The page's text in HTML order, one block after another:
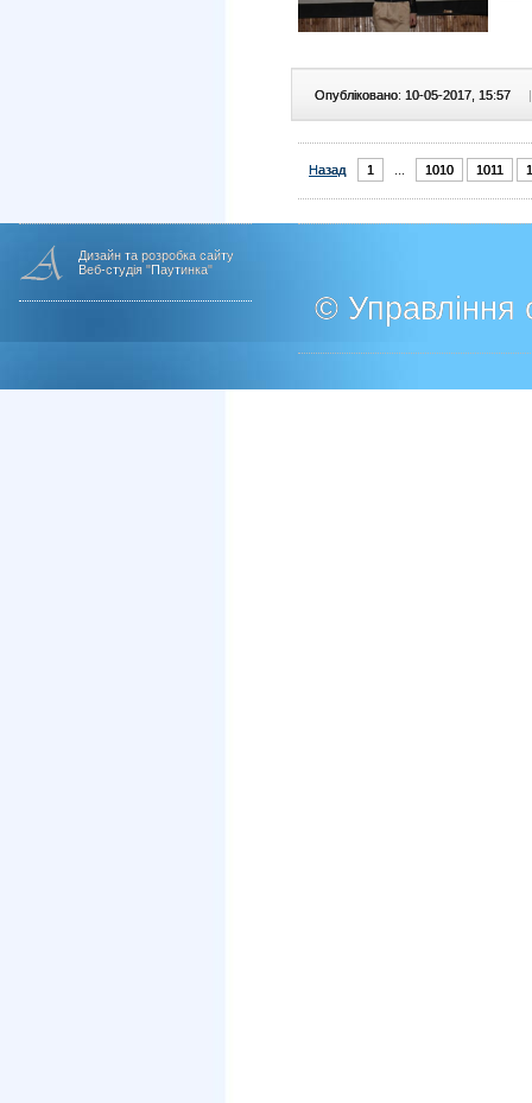
Опубліковано: 10-05-2017, 15:57 |
Назад 1 1010 1011
Дизайн та розробка сайту
Веб-студія "Паутинка"
© Управління